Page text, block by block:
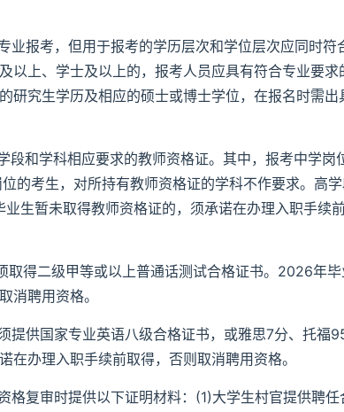
业报考，但用于报考的学历层次和学位层次应同时符
以上、学士及以上的，报考人员应具有符合专业要
研究生学历及相应的硕士或博士学位，在报名时需
段和学科相应要求的教师资格证。其中，报考中学岗
的考生，对所持有教师资格证的学科不作要求。高
生暂未取得教师资格证的，须承诺在办理入职手续
取得二级甲等或以上普通话测试合格证书。2026年
消聘用资格。
提供国家专业英语八级合格证书，或雅思7分、托福
在办理入职手续前取得，否则取消聘用资格。
格复审时提供以下证明材料：(1)大学生村官提供聘